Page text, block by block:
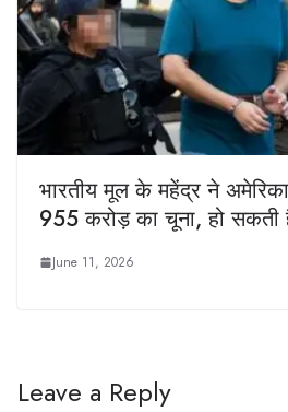
भारतीय मूल के महेंद्र ने
955 करोड़ का चूना, हो
June 11, 2026
Leave a Reply